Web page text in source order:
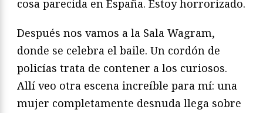
cosa parecida en España. Estoy horrorizado.
Después nos vamos a la Sala Wagram,
donde se celebra el baile. Un cordón de
policías trata de contener a los curiosos.
Allí veo otra escena increíble para mí: una
mujer completamente desnuda llega sobre